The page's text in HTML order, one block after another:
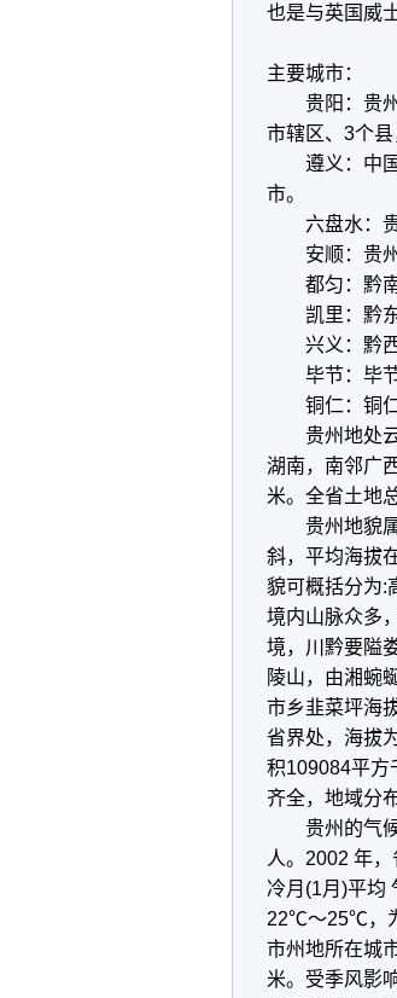
也是与英国威
主要城市：
贵阳：贵州
市辖区、3个县
遵义：中国
市。
六盘水：贵
安顺：贵州
都匀：黔南
凯里：黔东
兴义：黔西
毕节：毕节
铜仁：铜仁
贵州地处云贵
湖南，南邻广
米。全省土地
贵州地貌属
斜，平均海拔
貌可概括分为:
境内山脉众多
境，川黔要隘
陵山，由湘蜿
市乡韭菜坪海
省界处，海拔
积109084平方
齐全，地域分
贵州的气候
人。2002 年
冷月(1月)平均
22℃～25℃，
市州地所在城
米。受季风影